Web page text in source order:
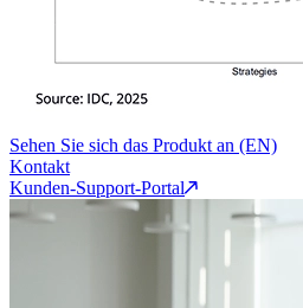
Sehen Sie sich das Produkt an (EN)
Kontakt
Kunden-Support-Portal